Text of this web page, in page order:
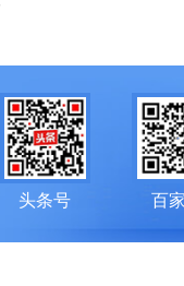
头条号 百